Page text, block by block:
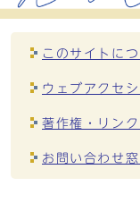
このサイトに
ウェブアクセ
著作権・リン
お問い合わせ